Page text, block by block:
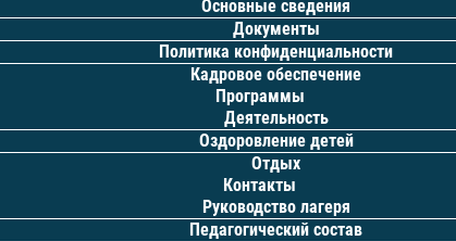
Основные сведения
Документы
Политика конфиденциальности
Кадровое обеспечение
Программы
Деятельность
Оздоровление детей
Отдых
Контакты
Руководство лагеря
Педагогический состав